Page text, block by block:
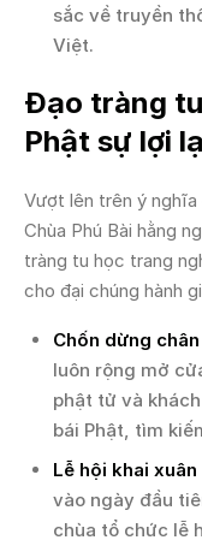
sắc về truyền
Việt.
Đạo tràng
Phật sự lợi
Vượt lên trên ý
Chùa Phú Bài hằng
tràng tu học trang
cho đại chúng hành
Chốn dừng
luôn rộng mở
phật tử và
bái Phật, tìm
Lễ hội khai
vào ngày đầu
chùa tổ chức lễ